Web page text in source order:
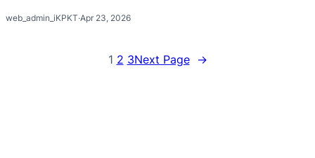
web_admin_iKPKT·Apr 23, 2026
1 2 3Next Page →